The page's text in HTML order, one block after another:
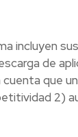
incluyen
de
que
2)